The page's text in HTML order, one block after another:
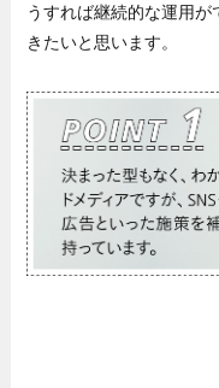
うすれば継続的な運用
きたいと思います。